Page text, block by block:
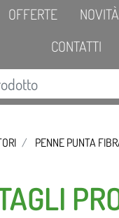
OFFERTE NOVITÀ
CONTATTI
PENNE PUNTA